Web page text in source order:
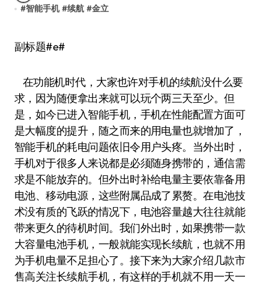
#智能手机 #续航 #金立
副标题#e#
在功能机时代，大家也许对手机的续航没什么要
求，因为随便拿出来就可以玩个两三天至少。但
是，如今已进入智能手机，手机在性能配置方面可
是大幅度的提升，随之而来的用电量也就增加了，
智能手机的耗电问题依旧令用户头疼。当外出时，
手机对于很多人来说都是必须随身携带的，通信需
求是不能放弃的。但外出时补给电量主要依靠备用
电池、移动电源，这些附属品成了累赘。在电池技
术没有质的飞跃的情况下，电池容量越大往往就能
带来更久的待机时间。我们外出时，如果携带一款
大容量电池手机，一般就能实现长续航，也就不用
为手机电量不足担心了。接下来为大家介绍几款市
售高关注长续航手机，有这样的手机就不用一天一